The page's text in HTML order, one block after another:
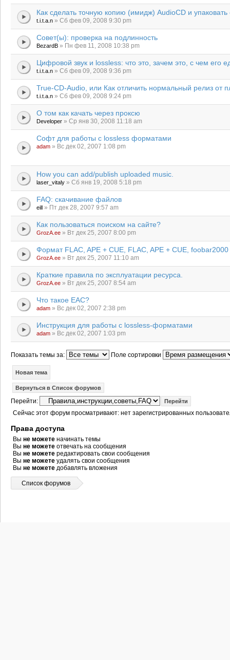
Как сделать точную копию (имидж) AudioCD и упаковать
t.i.t.a.n » Сб фев 09, 2008 9:30 pm
Совет(ы): проверка на подлинность
BezardB » Пн фев 11, 2008 10:38 pm
Цифровой звук и lossless: что это, зачем это, с чем его
t.i.t.a.n » Сб фев 09, 2008 9:36 pm
True-CD-Audio, или Как отличить нормальный релиз от
t.i.t.a.n » Сб фев 09, 2008 9:24 pm
О том как качать через проксю
Developer » Ср янв 30, 2008 11:18 am
Софт для работы с lossless форматами
adam » Вс дек 02, 2007 1:08 pm
How you can add/publish uploaded music.
laser_vitaly » Сб янв 19, 2008 5:18 pm
FAQ: скачивание файлов
eill » Пт дек 28, 2007 9:57 am
Как пользоваться поиском на сайте?
GrozA.ee » Вт дек 25, 2007 8:00 pm
Формат FLAC, APE + CUE, FLAC, APE + CUE, foobar2000
GrozA.ee » Вт дек 25, 2007 11:10 am
Краткие правила по эксплуатации ресурса.
GrozA.ee » Вт дек 25, 2007 8:54 am
Что такое EAC?
adam » Вс дек 02, 2007 2:38 pm
Инструкция для работы с lossless-форматами
adam » Вс дек 02, 2007 1:03 pm
Показать темы за: Поле сортировки
Новая тема
Вернуться в Список форумов
Перейти:
Сейчас этот форум просматривают: нет зарегистрированных
Права доступа
Вы не можете начинать темы
Вы не можете отвечать на сообщения
Вы не можете редактировать свои сообщения
Вы не можете удалять свои сообщения
Вы не можете добавлять вложения
Список форумов